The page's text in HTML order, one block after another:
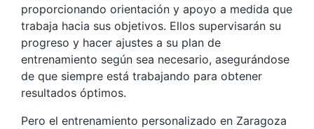
proporcionando orientación y apoyo a medida que
trabaja hacia sus objetivos. Ellos supervisarán su
progreso y hacer ajustes a su plan de
entrenamiento según sea necesario, asegurándose
de que siempre está trabajando para obtener
resultados óptimos.
Pero el entrenamiento personalizado en Zaragoza